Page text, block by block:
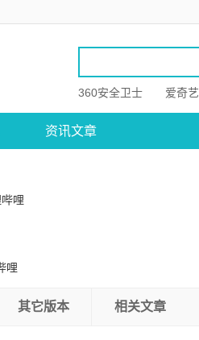
360安全卫士 爱奇艺
资讯文章
哩
其它版本 相关文章